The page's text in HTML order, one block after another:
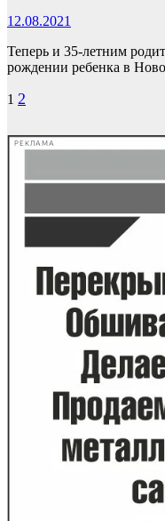
12.08.2021
Теперь и 35-летним
рождении ребенка в
Пагинация
1 2
РЕКЛАМА